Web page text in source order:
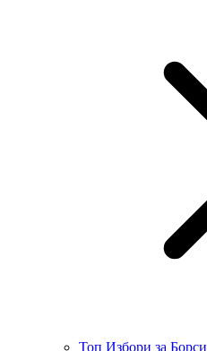
Топ Избори за Борси